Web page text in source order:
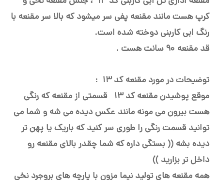
کرپ هست مانند مقنعه پفی سر میشود که بالا سر مقنعه با
رنگ ابی کاربنی دوخته شده است.
قد مقنعه 90 سانت هست .
توضیحات در مورد مقنعه کد 13 :
موقع پوشیدن مقنعه کد 13 قسمتی از مقنعه که رنگی
هست بیرون می مونه مانند عکس دیده می شه و شما می
توانید قسمت رنگی را طوری سر کنید که باریک یا پهن تر
دیده بشه (( بستگی داره که شما چقدر بالای مقنعه رو
داخل تر بزارید ))
همه مقنعه های تولید نیما مزون با پارچه های بروجرد نخی